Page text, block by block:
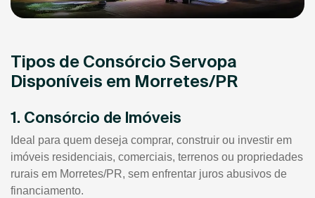
Tipos de Consórcio Servopa
Disponíveis em Morretes/PR
1. Consórcio de Imóveis
Ideal para quem deseja comprar, construir ou investir em
imóveis residenciais, comerciais, terrenos ou propriedades
rurais em Morretes/PR, sem enfrentar juros abusivos de
financiamento.